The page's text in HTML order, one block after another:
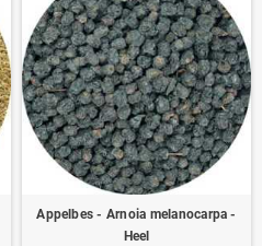
Appelbes - Arnoia melanocarpa -
Heel